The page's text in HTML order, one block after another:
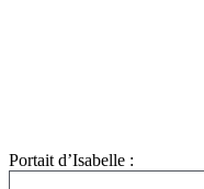
Portait d’Isabelle :